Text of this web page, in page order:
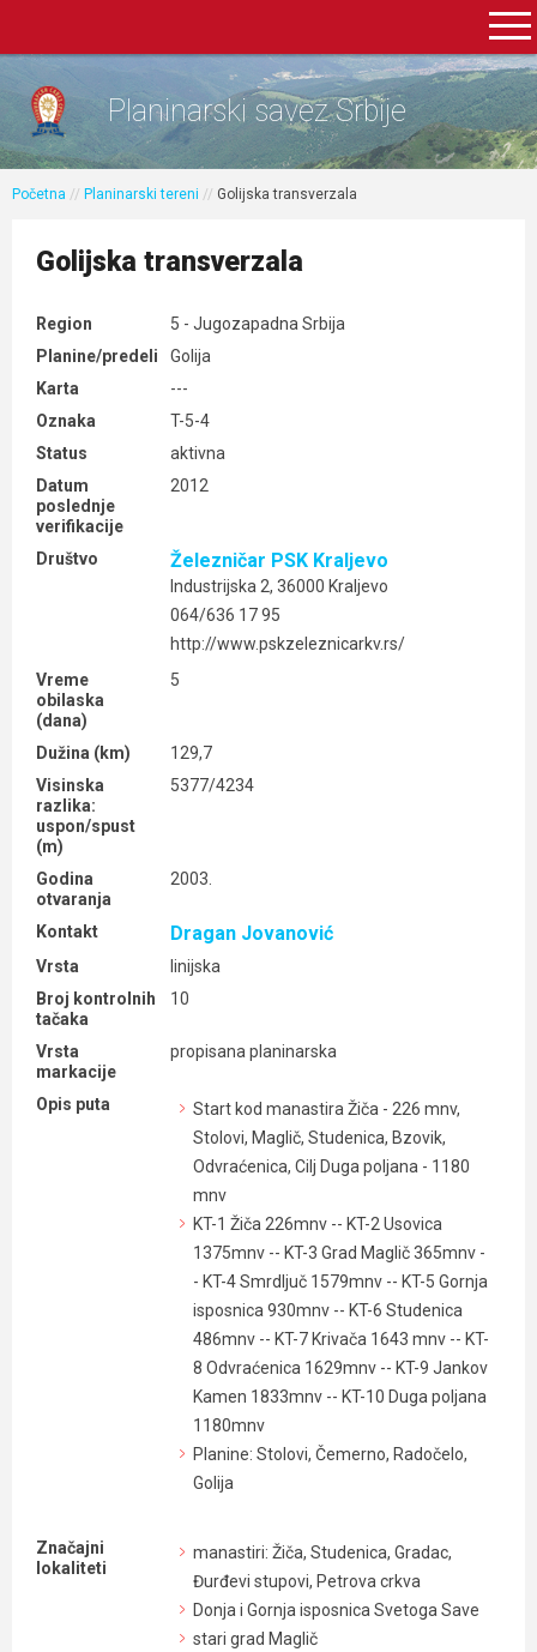
Planinarski savez Srbije
Početna // Planinarski tereni // Golijska transverzala
Golijska transverzala
Region
5 - Jugozapadna Srbija
Planine/predeli
Golija
Karta
---
Oznaka
T-5-4
Status
aktivna
Datum
poslednje
verifikacije
2012
Društvo Železničar PSK Kraljevo
Industrijska 2, 36000 Kraljevo
064/636 17 95
http://www.pskzeleznicarkv.rs/
Vreme
obilaska
(dana)
5
Dužina (km)
129,7
Visinska
razlika:
uspon/spust
(m)
5377/4234
Godina
otvaranja
2003.
Kontakt Dragan Jovanović
Vrsta
linijska
Broj kontrolnih
tačaka
10
Vrsta
markacije
propisana planinarska
Opis puta
Start kod manastira Žiča - 226 mnv,
Stolovi, Maglič, Studenica, Bzovik,
Odvraćenica, Cilj Duga poljana - 1180
mnv
KT-1 Žiča 226mnv -- KT-2 Usovica
1375mnv -- KT-3 Grad Maglič 365mnv -
- KT-4 Smrdljuč 1579mnv -- KT-5 Gornja
isposnica 930mnv -- KT-6 Studenica
486mnv -- KT-7 Krivača 1643 mnv -- KT-
8 Odvraćenica 1629mnv -- KT-9 Jankov
Kamen 1833mnv -- KT-10 Duga poljana
1180mnv
Planine: Stolovi, Čemerno, Radočelo,
Golija
Značajni
lokaliteti
manastiri: Žiča, Studenica, Gradac,
Đurđevi stupovi, Petrova crkva
Donja i Gornja isposnica Svetoga Save
stari grad Maglič